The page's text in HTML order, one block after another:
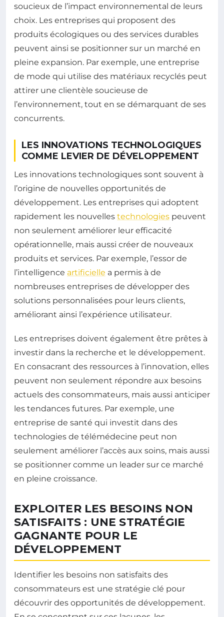
soucieux de l’impact environnemental de leurs
choix. Les entreprises qui proposent des
produits écologiques ou des services durables
peuvent ainsi se positionner sur un marché en
pleine expansion. Par exemple, une entreprise
de mode qui utilise des matériaux recyclés peut
attirer une clientèle soucieuse de
l’environnement, tout en se démarquant de ses
concurrents.
LES INNOVATIONS TECHNOLOGIQUES
COMME LEVIER DE DÉVELOPPEMENT
Les innovations technologiques sont souvent à
l’origine de nouvelles opportunités de
développement. Les entreprises qui adoptent
rapidement les nouvelles technologies peuvent
non seulement améliorer leur efficacité
opérationnelle, mais aussi créer de nouveaux
produits et services. Par exemple, l’essor de
l’intelligence artificielle a permis à de
nombreuses entreprises de développer des
solutions personnalisées pour leurs clients,
améliorant ainsi l’expérience utilisateur.
Les entreprises doivent également être prêtes à
investir dans la recherche et le développement.
En consacrant des ressources à l’innovation, elles
peuvent non seulement répondre aux besoins
actuels des consommateurs, mais aussi anticiper
les tendances futures. Par exemple, une
entreprise de santé qui investit dans des
technologies de télémédecine peut non
seulement améliorer l’accès aux soins, mais aussi
se positionner comme un leader sur ce marché
en pleine croissance.
EXPLOITER LES BESOINS NON
SATISFAITS : UNE STRATÉGIE
GAGNANTE POUR LE
DÉVELOPPEMENT
Identifier les besoins non satisfaits des
consommateurs est une stratégie clé pour
découvrir des opportunités de développement.